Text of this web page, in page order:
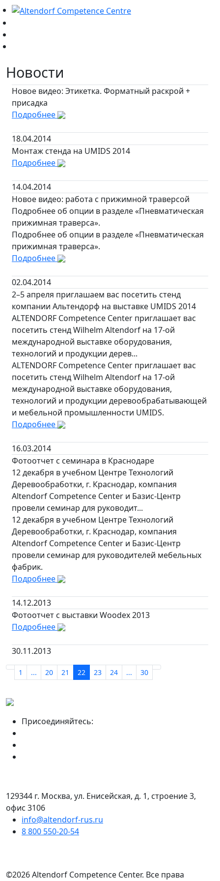
Новости
Новое видео: Этикетка. Форматный раскрой +
присадка
Подробнее
18.04.2014
Монтаж стенда на UMIDS 2014
Подробнее
14.04.2014
Новое видео: работа с прижимной траверсой
Подробнее об опции в разделе «Пневматическая
прижимная траверса».
Подробнее об опции в разделе «Пневматическая
прижимная траверса».
Подробнее
02.04.2014
2–5 апреля приглашаем вас посетить стенд
компании Альтендорф на выставке UMIDS 2014
ALTENDORF Competence Center приглашает вас
посетить стенд Wilhelm Altendorf на 17-ой
международной выставке оборудования,
технологий и продукции дерев...
ALTENDORF Competence Center приглашает вас
посетить стенд Wilhelm Altendorf на 17-ой
международной выставке оборудования,
технологий и продукции деревообрабатывающей
и мебельной промышленности UMIDS.
Подробнее
16.03.2014
Фотоотчет с семинара в Краснодаре
12 декабря в учебном Центре Технологий
Деревообработки, г. Краснодар, компания
Altendorf Competence Center и Базис-Центр
провели семинар для руководит...
12 декабря в учебном Центре Технологий
Деревообработки, г. Краснодар, компания
Altendorf Competence Center и Базис-Центр
провели семинар для руководителей мебельных
фабрик.
Подробнее
14.12.2013
Фотоотчет с выставки Woodex 2013
Подробнее
30.11.2013
1 ... 20 21 22 23 24 ... 30
Присоединяйтесь:
129344 г. Москва, ул. Енисейская, д. 1, строение 3,
офис 3106
info@altendorf-rus.ru
8 800 550-20-54
©2026 Altendorf Сompetence Сenter. Все права